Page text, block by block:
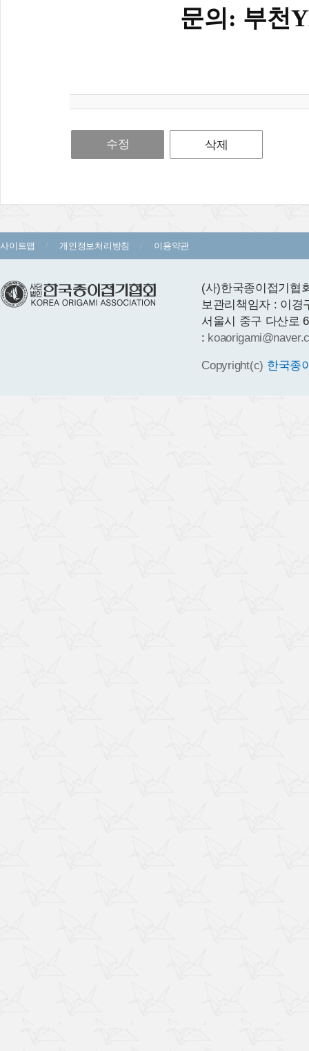
문의: 부천
수정 삭제
사이트맵 개인정보처리방침 이용약관
(사)한국종이접기
보관리책임자 : 이경
서울시 중구 다산로
:
Copyright(c) 한국종